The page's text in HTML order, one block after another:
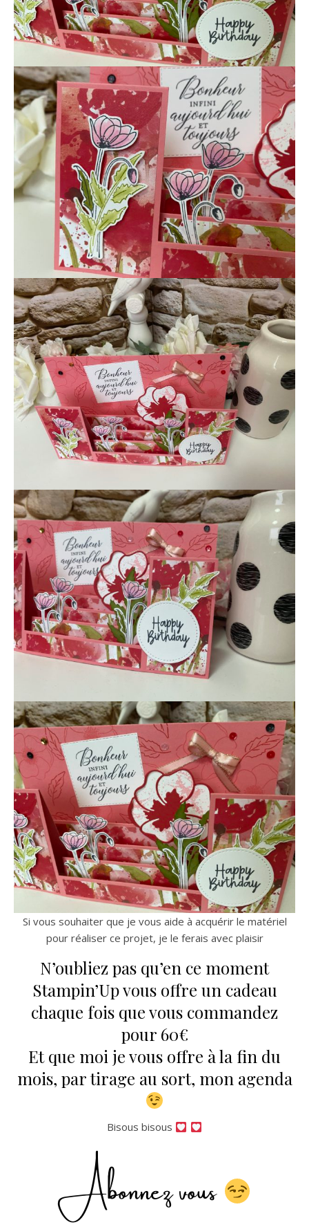
Si vous souhaiter que je vous aide à acquérir le matériel
pour réaliser ce projet, je le ferais avec plaisir
N’oubliez pas qu’en ce moment
Stampin’Up vous offre un cadeau
chaque fois que vous commandez
pour 60€
Et que moi je vous offre à la fin du
mois, par tirage au sort, mon agenda
Bisous bisous
Abonnez vous